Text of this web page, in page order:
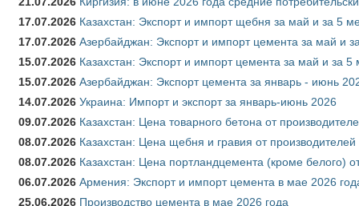
17.07.2026 Казахстан: Экспорт и импорт щебня за май и за 5
17.07.2026 Азербайджан: Экспорт и импорт цемента за май и
15.07.2026 Казахстан: Экспорт и импорт цемента за май и за
15.07.2026 Азербайджан: Экспорт цемента за январь - июнь
14.07.2026 Украина: Импорт и экспорт за январь-июнь 2026
09.07.2026 Казахстан: Цена товарного бетона от
08.07.2026 Казахстан: Цена щебня и гравия от
08.07.2026 Казахстан: Цена портландцемента (кроме белого)
06.07.2026 Армения: Экспорт и импорт цемента в мае 2026
25.06.2026 Производство цемента в мае 2026 года